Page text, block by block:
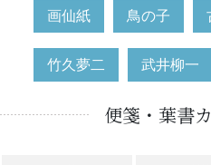
画仙紙 鳥の子
竹久夢二 武井柳一
便箋・葉書